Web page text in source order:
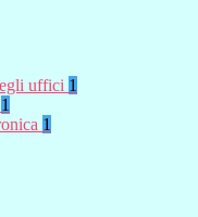
uffici 1
1
1